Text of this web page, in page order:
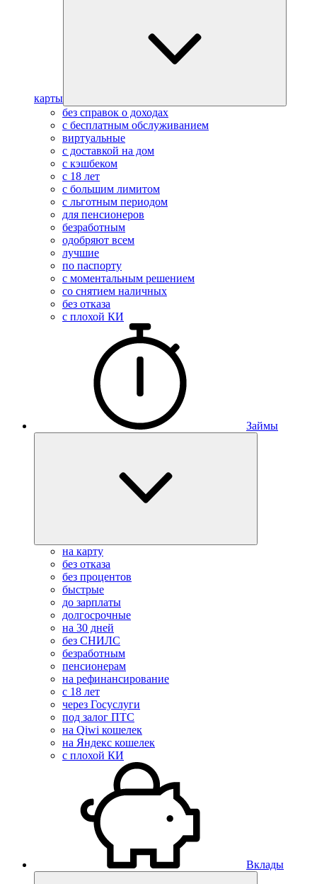
карты
без справок о доходах
с бесплатным обслуживанием
виртуальные
с доставкой на дом
с кэшбеком
с 18 лет
с большим лимитом
с льготным периодом
для пенсионеров
безработным
одобряют всем
лучшие
по паспорту
с моментальным решением
со снятием наличных
без отказа
с плохой КИ
Займы
на карту
без отказа
без процентов
быстрые
до зарплаты
долгосрочные
на 30 дней
без СНИЛС
безработным
пенсионерам
на рефинансирование
с 18 лет
через Госуслуги
под залог ПТС
на Qiwi кошелек
на Яндекс кошелек
с плохой КИ
Вклады